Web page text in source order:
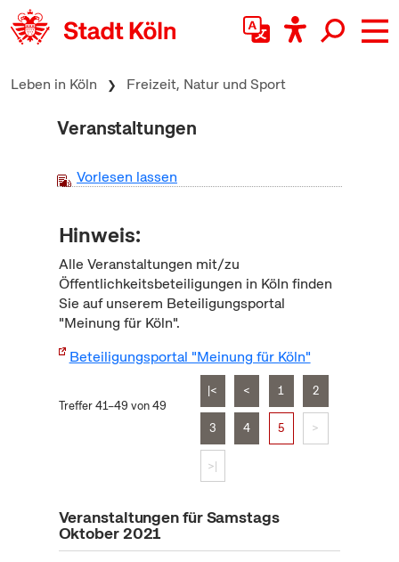
zum Inhalt springen
Leben in Köln Freizeit, Natur und Sport
Veranstaltungen
Vorlesen lassen
Hinweis:
Alle Veranstaltungen mit/zu
Öffentlichkeitsbeteiligungen in Köln finden
Sie auf unserem Beteiligungsportal
"Meinung für Köln".
Beteiligungsportal "Meinung für Köln"
Treffer 41–49 von 49
|< < 1 2
3 4 5 >
>|
Veranstaltungen für Samstags
Oktober 2021